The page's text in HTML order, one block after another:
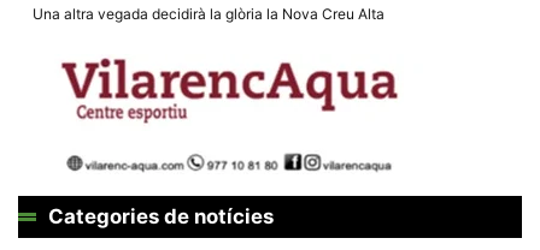
Una altra vegada decidirà la glòria la Nova Creu Alta
Categories de notícies
del lloc web.
Màrqueting
En compartir
comportament
mentre
navegues pel